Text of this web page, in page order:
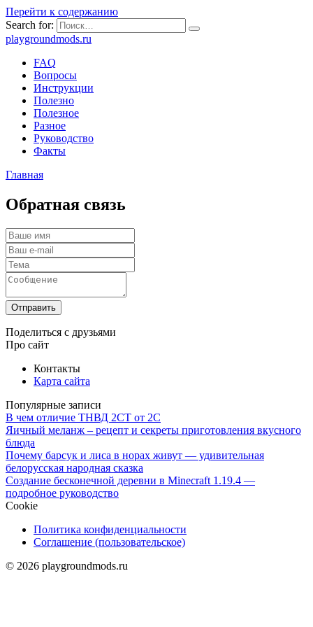
Перейти к содержанию
Search for:
playgroundmods.ru
FAQ
Вопросы
Инструкции
Полезно
Полезное
Разное
Руководство
Факты
Главная
Обратная связь
Отправить
Поделиться с друзьями
Про сайт
Контакты
Карта сайта
Популярные записи
В чем отличие ТНВД 2СТ от 2С
Яичный меланж – рецепт и секреты приготовления вкусного
блюда
Почему барсук и лиса в норах живут — удивительная
белорусская народная сказка
Создание бесконечной деревни в Minecraft 1.19.4 —
подробное руководство
Cookie
Политика конфиденциальности
Соглашение (пользовательское)
© 2026 playgroundmods.ru